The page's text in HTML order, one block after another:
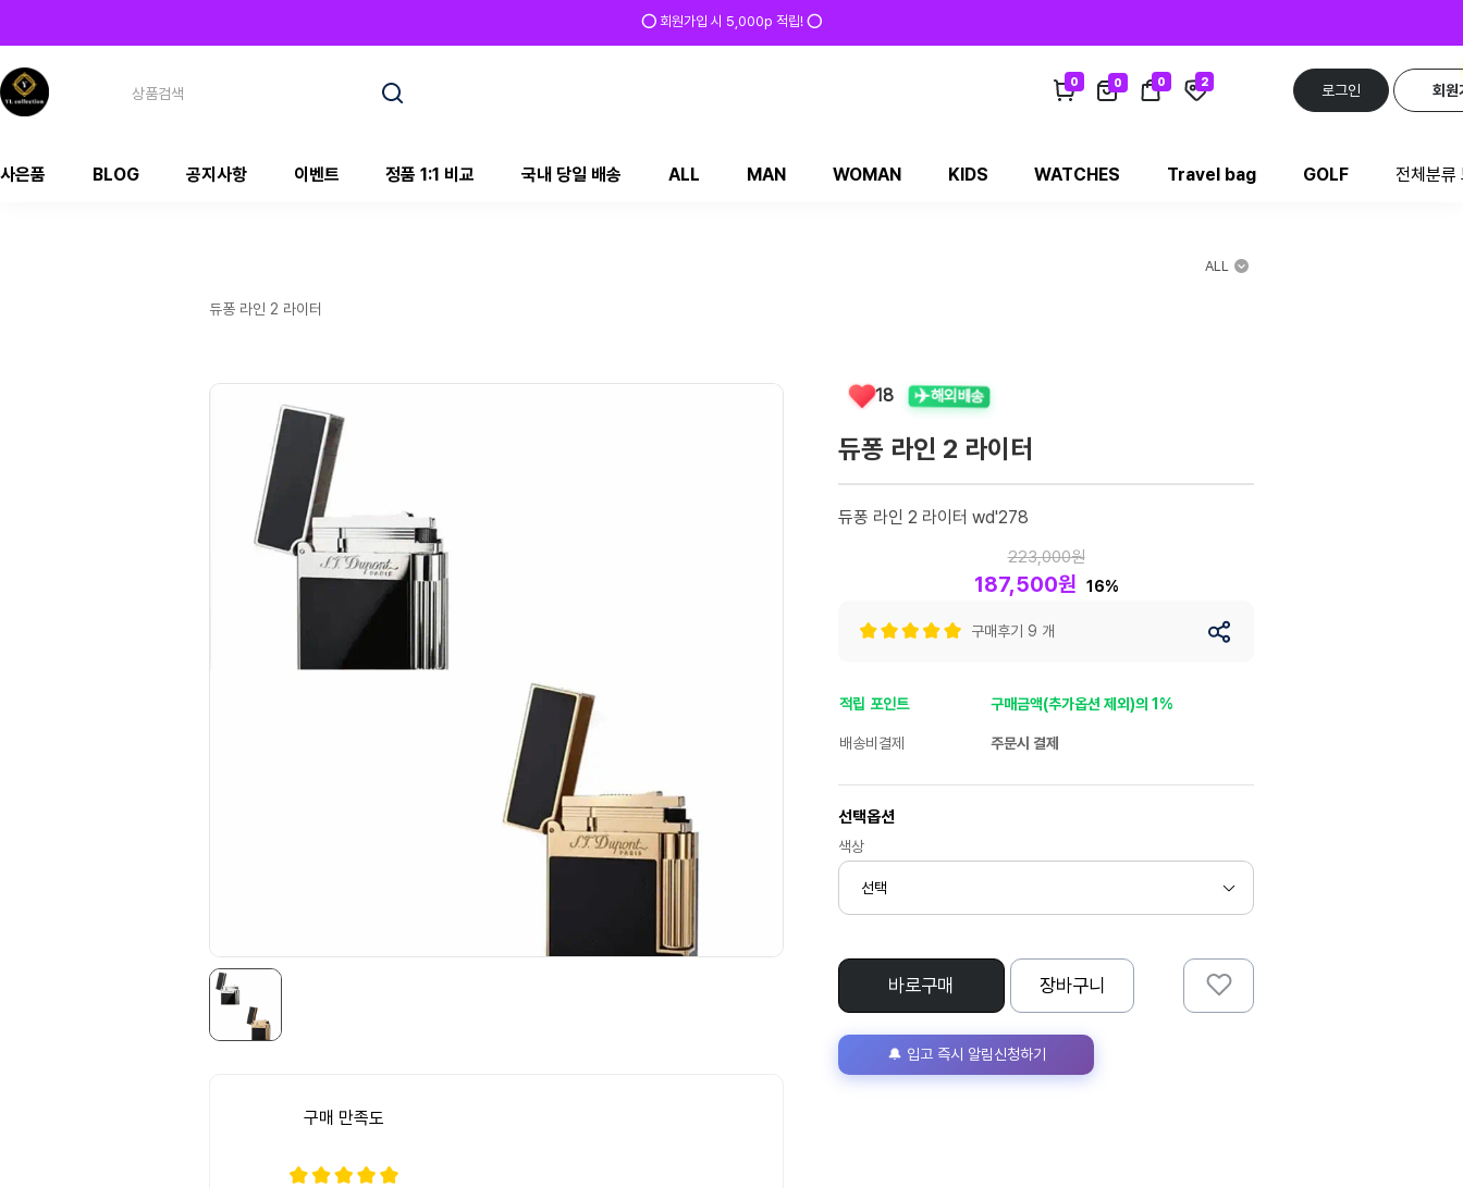
⭕ 회원가입 시 5,000p 적립! ⭕
0 0 0 2
로그인 회원
사은품 BLOG 공지사항 이벤트 정품 1:1 비교 국내 당일 배송 ALL MAN WOMAN KIDS WATCHES Travel bag GOLF 전체분류
듀퐁 라인 2 라이터
ALL
구매 만족도
18 ✈️해외배송
듀퐁 라인 2 라이터
듀퐁 라인 2 라이터 wd'278
223,000원
187,500원 16%
구매후기 9 개
적립 포인트 구매금액(추가옵션 제외)의 1%
배송비결제 주문시 결제
선택옵션
색상
바로구매 장바구니
🔔 입고 즉시 알림신청하기